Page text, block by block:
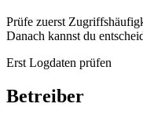
Prüfe zuerst
Danach kannst du
Erst Logdaten prüfen
Betreiber